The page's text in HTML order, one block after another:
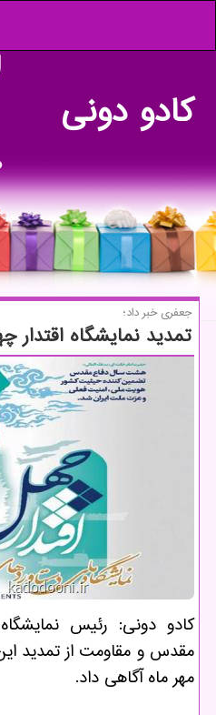
كادو دونی
جعفری خبر داد؛
تمدید نمایشگاه اقتدار
كادو دونی: رئیس
مهر ماه آگاهی داد.